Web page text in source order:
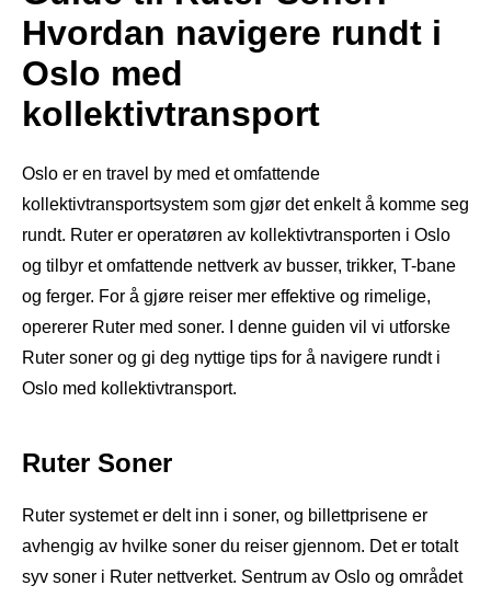
Hvordan navigere rundt i
Oslo med
kollektivtransport
Oslo er en travel by med et omfattende
kollektivtransportsystem som gjør det enkelt å komme seg
rundt. Ruter er operatøren av kollektivtransporten i Oslo
og tilbyr et omfattende nettverk av busser, trikker, T-bane
og ferger. For å gjøre reiser mer effektive og rimelige,
opererer Ruter med soner. I denne guiden vil vi utforske
Ruter soner og gi deg nyttige tips for å navigere rundt i
Oslo med kollektivtransport.
Ruter Soner
Ruter systemet er delt inn i soner, og billettprisene er
avhengig av hvilke soner du reiser gjennom. Det er totalt
syv soner i Ruter nettverket. Sentrum av Oslo og området